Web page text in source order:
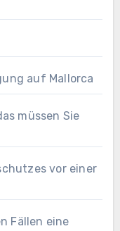
auf Mallorca
müssen Sie
vor einer
Fällen eine